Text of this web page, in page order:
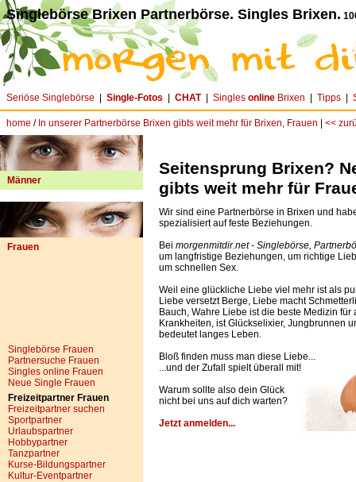
Singlebörse Brixen Partnerbörse. Singles Brixen.
Seriöse Singlebörse Single-Fotos CHAT| Singles online Brixen Tipps
home / In unserer Partnerbörse Brixen gibts weit mehr für Brixen, Frauen <<
Männer
Frauen
Singlebörse Frauen
Partnersuche Frauen
Singles online Frauen
Neue Single Frauen
Freizeitpartner Frauen
Freizeitpartner suchen
Sportpartner
Urlaubspartner
Hobbypartner
Tanzpartner
Kurse-Bildungspartner
Kultur-Eventpartner
Seitensprung Brixen?
gibts weit mehr für
Wir sind eine Partnerbörse in Brixen und
spezialisiert auf feste Beziehungen.
Bei morgenmitdir.net - Singlebörse,
um langfristige Beziehungen, um richtige
um schnellen Sex.
Weil eine glückliche Liebe viel mehr ist als
Liebe versetzt Berge, Liebe macht
Bauch, Wahre Liebe ist die beste Medizin für
Krankheiten, ist Glückselixier, Jungbrunnen
bedeutet langes Leben.
Bloß finden muss man diese Liebe...
...und der Zufall spielt überall mit!
Warum sollte also dein Glück
nicht bei uns auf dich warten?
Jetzt anmelden...